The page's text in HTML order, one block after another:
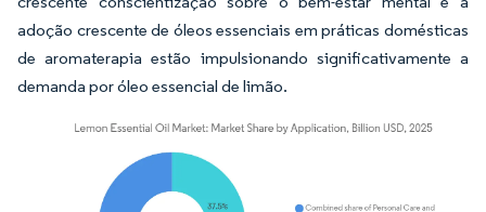
adoção crescente de óleos essenciais em práticas domésticas
de aromaterapia estão impulsionando significativamente a
demanda por óleo essencial de limão.